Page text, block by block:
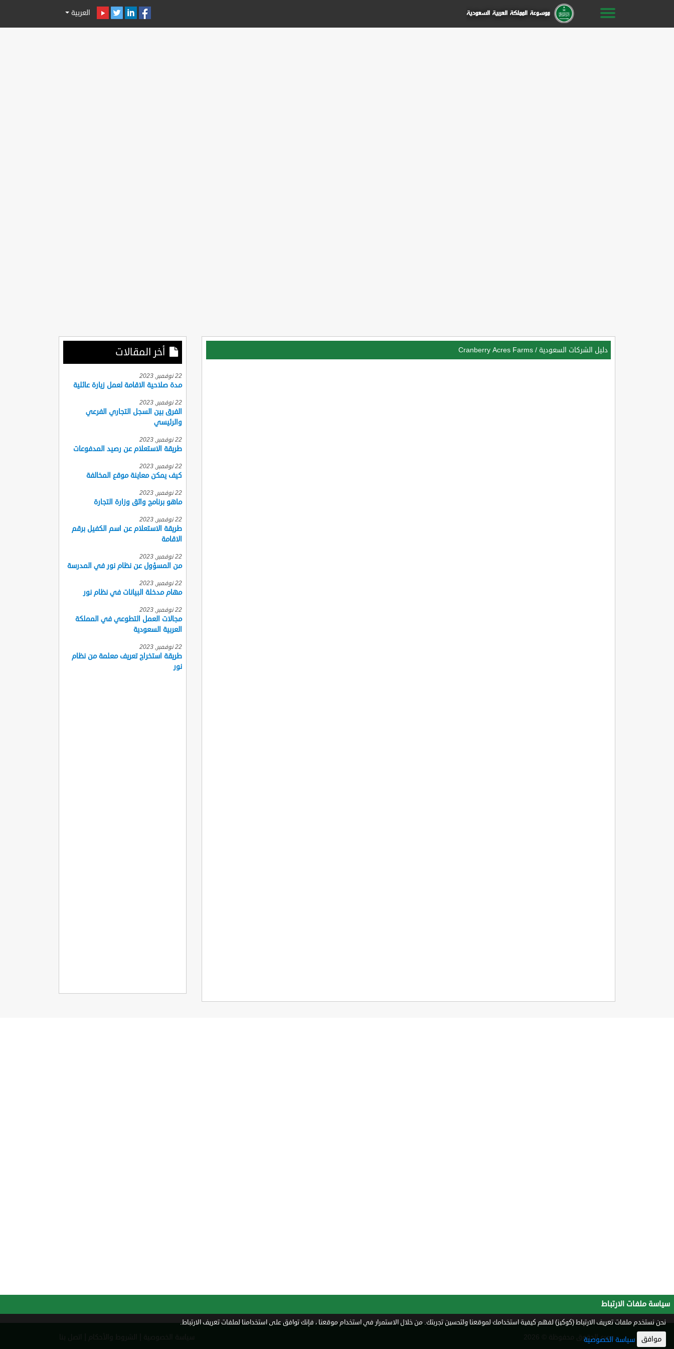
العربية
دليل الشركات السعودية /
Cranberry Acres Farms أخر المقالات
22 نوفمبر, 2023
مدة صلاحية الاقامة لعمل زيارة عائلية
22 نوفمبر, 2023
الفرق بين السجل التجاري الفرعي
والرئيسي
22 نوفمبر, 2023
طريقة الاستعلام عن رصيد المدفوعات
22 نوفمبر, 2023
كيف يمكن معاينة موقع المخالفة
22 نوفمبر, 2023
ماهو برنامج واثق وزارة التجارة
22 نوفمبر, 2023
طريقة الاستعلام عن اسم الكفيل برقم
الاقامة
22 نوفمبر, 2023
من المسؤول عن نظام نور في المدرسة
22 نوفمبر, 2023
مهام مدخلة البيانات في نظام نور
22 نوفمبر, 2023
مجالات العمل التطوعي في المملكة
العربية السعودية
22 نوفمبر, 2023
طريقة استخراج تعريف معلمة من نظام
نور
جميع الحقوق محفوظة © 2026
سياسة ملفات الارتباط
نحن نستخدم ملفات تعريف الارتباط (كوكيز) لفهم كيفية استخدامك لموقعنا ولتحسين تجربتك. من خلال الاستمرار في استخدام موقعنا ، فإنك توافق على استخدامنا لملفات تعريف الارتباط.
موافق سياسة الخصوصية